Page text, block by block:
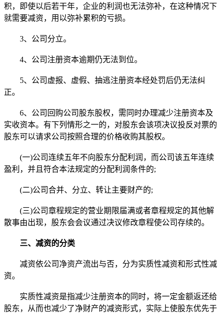
积，即使以后若干年，企业的利润也无法弥补，在这种情况下
就需要减资，用以弥补累积的亏损。
3、公司分立。
4、公司注册资本逾期仍无法到位。
5、公司虚报、虚假、抽逃注册资本经处罚后仍无法纠
正。
6、公司回购公司股东股权，需同时办理减少注册资本及
实收资本。有下列情形之一的，对股东会该项决议投反对票的
股东可以请求公司按照合理的价格收购其股权。
(一)公司连续五年不向股东分配利润，而公司该五年连续
盈利，并且符合本法规定的分配利润条件的;
(二)公司合并、分立、转让主要财产的;
(三)公司章程规定的营业期限届满或者章程规定的其他解
散事由出现，股东会会议通过决议修改章程使公司存续的。
三、减资的分类
减资依公司净资产流出与否，分为实质性减资和形式性减
资。
实质性减资是指减少注册资本的同时，将一定金额返还给
股东，从而也减少了净财产的减资形式，实际上使股东优先于